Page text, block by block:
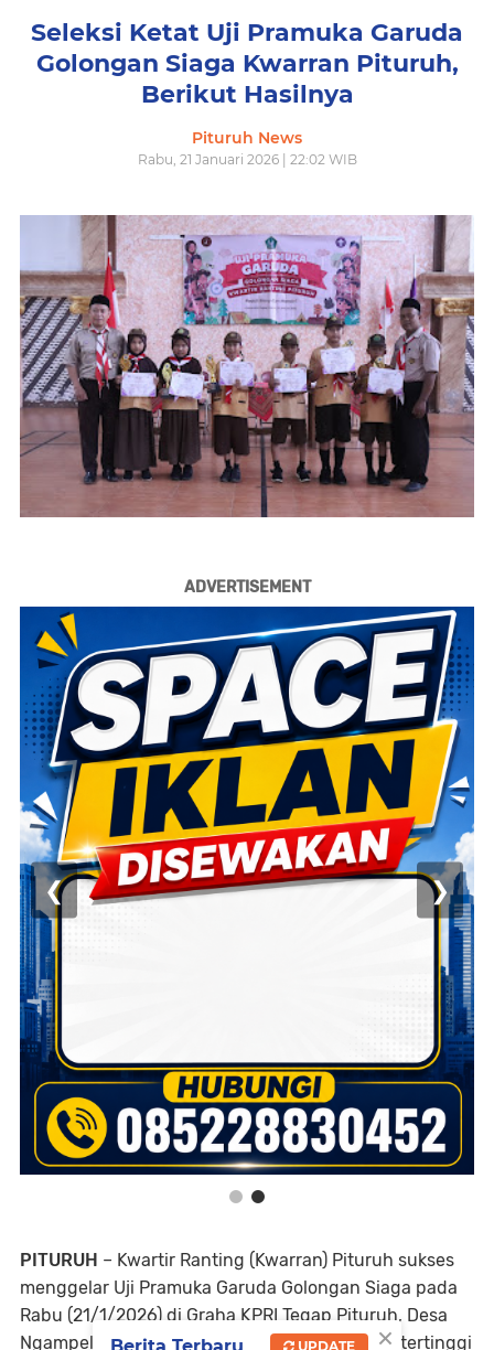
Seleksi Ketat Uji Pramuka Garuda
Golongan Siaga Kwarran Pituruh,
Berikut Hasilnya
Pituruh News
Rabu, 21 Januari 2026 | 22:02 WIB
ADVERTISEMENT
❮ ❯
PITURUH – Kwartir Ranting (Kwarran) Pituruh sukses
menggelar Uji Pramuka Garuda Golongan Siaga pada
Rabu (21/1/2026) di Graha KPRI Tegap Pituruh, Desa
Ngampel. Kegiatan yang menjadi pencapaian tertinggi
×
UPDATE